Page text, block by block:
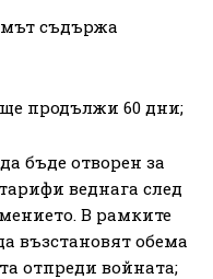
съдържа
продължи 60 дни;
бъде отворен за
веднага след
В рамките
възстановят обема
отпреди войната;